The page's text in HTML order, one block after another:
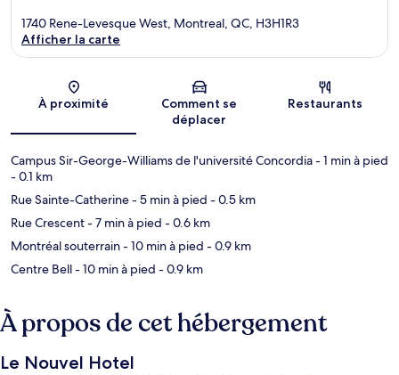
Carte
1740 Rene-Levesque West, Montreal, QC, H3H1R3
Afficher la carte
À proximité
Comment se
déplacer
Restaurants
Campus Sir-George-Williams de l'université Concordia- 1 min à pied
- 0.1 km
Rue Sainte-Catherine- 5 min à pied - 0.5 km
Rue Crescent- 7 min à pied - 0.6 km
Montréal souterrain- 10 min à pied - 0.9 km
Centre Bell- 10 min à pied - 0.9 km
À propos de cet hébergement
Le Nouvel Hotel